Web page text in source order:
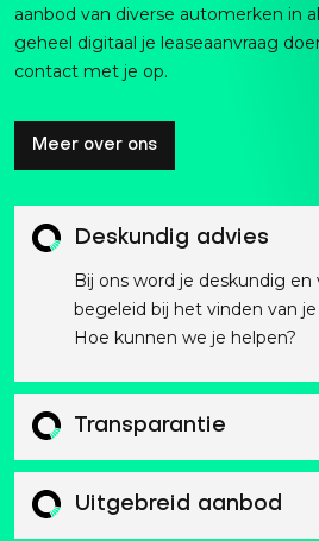
aanbod van diverse automerken in
geheel digitaal je leaseaanvraag
contact met je op.
Meer over ons
Deskundig advies
Bij ons word je deskundig en
begeleid bij het vinden van
Hoe kunnen we je helpen?
Transparantie
Uitgebreid aanbod